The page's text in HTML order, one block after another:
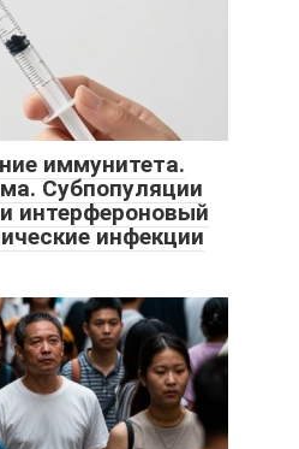
иммунитета.
Субпопуляции
интерфероновый
инфекции